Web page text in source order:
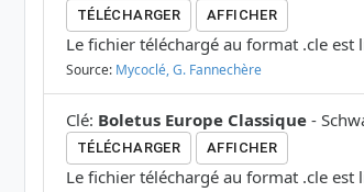
TÉLÉCHARGER AFFICHER
Le fichier téléchargé au format .cle est
Source: Mycoclé, G. Fannechère
Clé: Boletus Europe Classique -
TÉLÉCHARGER AFFICHER
Le fichier téléchargé au format .cle est